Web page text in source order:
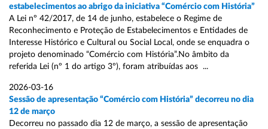
estabelecimentos ao abrigo da iniciativa “Comércio com História”
A Lei nº 42/2017, de 14 de junho, estabelece o Regime de
Reconhecimento e Proteção de Estabelecimentos e Entidades de
Interesse Histórico e Cultural ou Social Local, onde se enquadra o
projeto denominado “Comércio com História”.No âmbito da
referida Lei (nº 1 do artigo 3º), foram atribuídas aos ...
2026-03-16
Sessão de apresentação “Comércio com História” decorreu no dia
12 de março
Decorreu no passado dia 12 de março, a sessão de apresentação